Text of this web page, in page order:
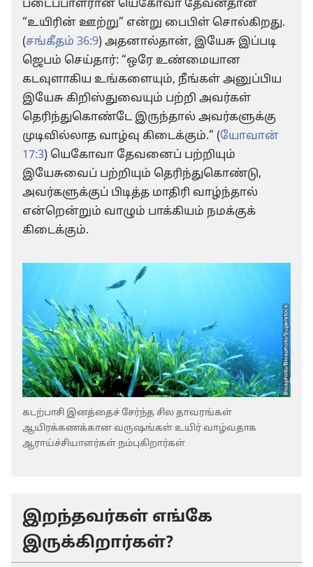
படைப்பாளரான யெகோவா தேவன்தான்
“உயிரின் ஊற்று” என்று பைபிள் சொல்கிறது.
(சங்கீதம் 36:9) அதனால்தான், இயேசு இப்படி
ஜெபம் செய்தார்: “ஒரே உண்மையான
கடவுளாகிய உங்களையும், நீங்கள் அனுப்பிய
இயேசு கிறிஸ்துவையும் பற்றி அவர்கள்
தெரிந்துகொண்டே இருந்தால் அவர்களுக்கு
முடிவில்லாத வாழ்வு கிடைக்கும்.” (யோவான்
17:3) யெகோவா தேவனைப் பற்றியும்
இயேசுவைப் பற்றியும் தெரிந்துகொண்டு,
அவர்களுக்குப் பிடித்த மாதிரி வாழ்ந்தால்
என்றென்றும் வாழும் பாக்கியம் நமக்குக்
கிடைக்கும்.
கடற்பாசி இனத்தைச் சேர்ந்த சில தாவரங்கள்
ஆயிரக்கணக்கான வருஷங்கள் உயிர் வாழ்வதாக
ஆராய்ச்சியாளர்கள் நம்புகிறார்கள்
இறந்தவர்கள் எங்கே
இருக்கிறார்கள்?